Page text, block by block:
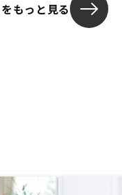
もっと見る